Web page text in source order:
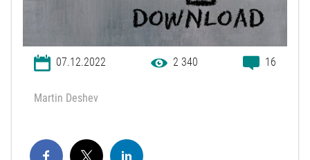
07.12.2022 2 340 16
Martin Deshev